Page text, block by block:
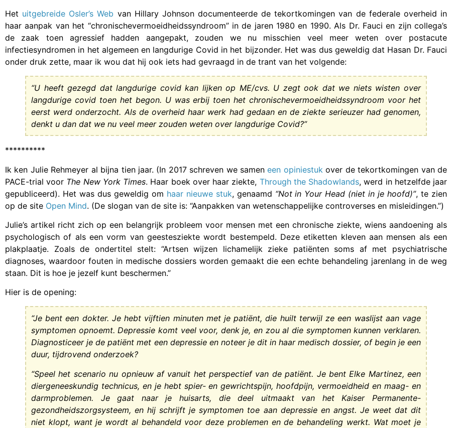
Het uitgebreide Osler’s Web van Hillary Johnson documenteerde de tekortkomingen van de federale overheid in
haar aanpak van het “chronischevermoeidheidssyndroom” in de jaren 1980 en 1990. Als Dr. Fauci en zijn collega’s
de zaak toen agressief hadden aangepakt, zouden we nu misschien veel meer weten over postacute
infectiesyndromen in het algemeen en langdurige Covid in het bijzonder. Het was dus geweldig dat Hasan Dr. Fauci
onder druk zette, maar ik wou dat hij ook iets had gevraagd in de trant van het volgende:
“U heeft gezegd dat langdurige covid kan lijken op ME/cvs. U zegt ook dat we niets wisten over
langdurige covid toen het begon. U was erbij toen het chronischevermoeidheidssyndroom voor het
eerst werd onderzocht. Als de overheid haar werk had gedaan en de ziekte serieuzer had genomen,
denkt u dan dat we nu veel meer zouden weten over langdurige Covid?”
**********
Ik ken Julie Rehmeyer al bijna tien jaar. (In 2017 schreven we sameneen opiniestuk over de tekortkomingen van de
PACE-trial voor The New York Times. Haar boek over haar ziekte, Through the Shadowlands, werd in hetzelfde jaar
gepubliceerd). Het was dus geweldig om haar nieuwe stuk, genaamd “Not in Your Head (niet in je hoofd)”, te zien
op de site Open Mind. (De slogan van de site is: “Aanpakken van wetenschappelijke controverses en misleidingen.”)
Julie’s artikel richt zich op een belangrijk probleem voor mensen met een chronische ziekte, wiens aandoening als
psychologisch of als een vorm van geestesziekte wordt bestempeld. Deze etiketten kleven aan mensen als een
plakplaatje. Zoals de ondertitel stelt: “Artsen wijzen lichamelijk zieke patiënten soms af met psychiatrische
diagnoses, waardoor fouten in medische dossiers worden gemaakt die een echte behandeling jarenlang in de weg
staan. Dit is hoe je jezelf kunt beschermen.”
Hier is de opening:
“Je bent een dokter. Je hebt vijftien minuten met je patiënt, die huilt terwijl ze een waslijst aan vage
symptomen opnoemt. Depressie komt veel voor, denk je, en zou al die symptomen kunnen verklaren.
Diagnosticeer je de patiënt met een depressie en noteer je dit in haar medisch dossier, of begin je een
duur, tijdrovend onderzoek?
“Speel het scenario nu opnieuw af vanuit het perspectief van de patiënt. Je bent Elke Martinez, een
diergeneeskundig technicus, en je hebt spier- en gewrichtspijn, hoofdpijn, vermoeidheid en maag- en
darmproblemen. Je gaat naar je huisarts, die deel uitmaakt van het Kaiser Permanente-
gezondheidszorgsysteem, en hij schrijft je symptomen toe aan depressie en angst. Je weet dat dit
niet klopt, want je wordt al behandeld voor deze problemen en de behandeling werkt. Wat moet je